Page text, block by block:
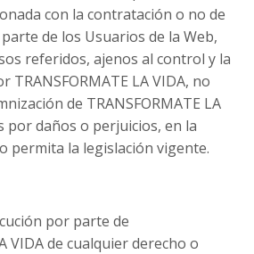
con la contratación o no de
de los Usuarios de la Web,
referidos, ajenos al control y la
TRANSFORMATE LA VIDA, no
de TRANSFORMATE LA
por daños o perjuicios, en la
permita la legislación vigente.
por parte de
VIDA de cualquier derecho o